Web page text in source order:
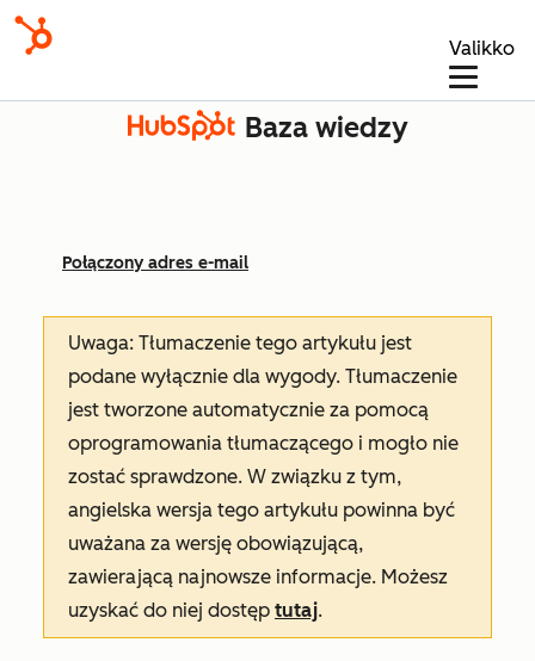
Valikko
Baza wiedzy
Połączony adres e-mail
Uwaga: Tłumaczenie tego artykułu jest
podane wyłącznie dla wygody. Tłumaczenie
jest tworzone automatycznie za pomocą
oprogramowania tłumaczącego i mogło nie
zostać sprawdzone. W związku z tym,
angielska wersja tego artykułu powinna być
uważana za wersję obowiązującą,
zawierającą najnowsze informacje. Możesz
uzyskać do niej dostęp tutaj.